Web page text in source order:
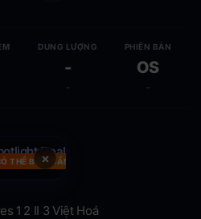
DUNG LƯỢNG
-
-
PHIÊN BẢN
OS
-
×
THỂ BẠN CẦN
1 2 II 3 Việt Hoá